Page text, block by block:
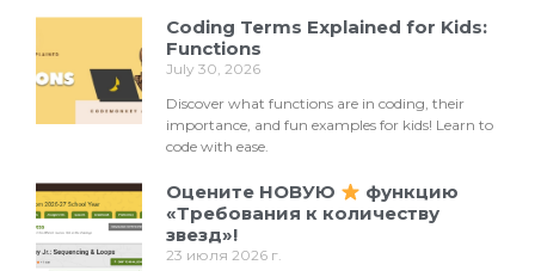
Coding Terms Explained for Kids:
Functions
July 30, 2026
Discover what functions are in coding, their
importance, and fun examples for kids! Learn to
code with ease.
Оцените НОВУЮ
функцию
«Требования к количеству
звезд»!
23 июля 2026 г.